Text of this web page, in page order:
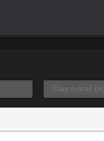
спойлера